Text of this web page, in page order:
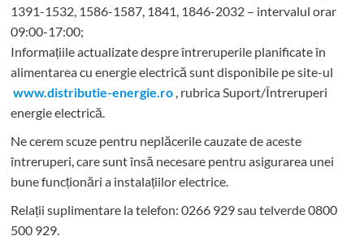
1391-1532, 1586-1587, 1841, 1846-2032 – intervalul orar
09:00-17:00;
Informațiile actualizate despre întreruperile planificate în
alimentarea cu energie electrică sunt disponibile pe site-ul
www.distributie-energie.ro , rubrica Suport/Întreruperi
energie electrică.
Ne cerem scuze pentru neplăcerile cauzate de aceste
întreruperi, care sunt însă necesare pentru asigurarea unei
bune funcționări a instalațiilor electrice.
Relații suplimentare la telefon: 0266 929 sau telverde 0800
500 929.